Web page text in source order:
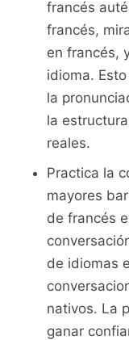
francés
francés,
en francés,
idioma.
la
la⁢
reales.
Practica la
mayores
de francés​
de idiomas
nativos. La
ganar